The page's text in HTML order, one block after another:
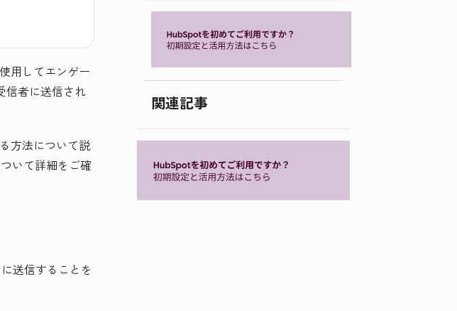
用してエンゲー
信者に送信され
方法について説
いて詳細をご確
送信することを
関連記事